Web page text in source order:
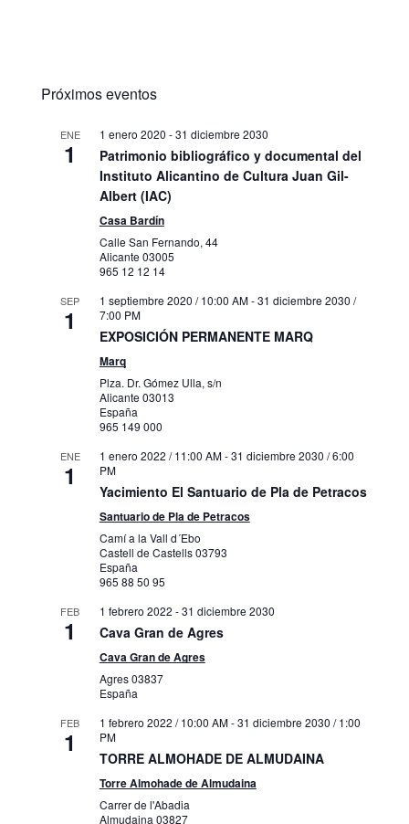
Próximos eventos
ENE
1
1 enero 2020 -31 diciembre 2030
Patrimonio bibliográfico y documental del
Instituto Alicantino de Cultura Juan Gil-
Albert (IAC)
Casa Bardín
Calle San Fernando, 44
Alicante 03005
965 12 12 14
SEP
1
1 septiembre 2020 / 10:00 AM-31 diciembre 2030 /
7:00 PM
EXPOSICIÓN PERMANENTE MARQ
Marq
Plza. Dr. Gómez Ulla, s/n
Alicante 03013
España
965 149 000
ENE
1
1 enero 2022 / 11:00 AM-31 diciembre 2030 / 6:00
PM
Yacimiento El Santuario de Pla de Petracos
Santuario de Pla de Petracos
Camí a la Vall d´Ebo
Castell de Castells03793
España
965 88 50 95
FEB
1
1 febrero 2022 -31 diciembre 2030
Cava Gran de Agres
Cava Gran de Agres
Agres03837
España
FEB
1
1 febrero 2022 / 10:00 AM-31 diciembre 2030 / 1:00
PM
TORRE ALMOHADE DE ALMUDAINA
Torre Almohade de Almudaina
Carrer de l'Abadia
Almudaina 03827